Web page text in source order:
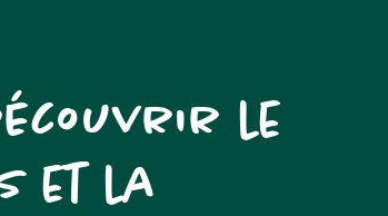
le
et la